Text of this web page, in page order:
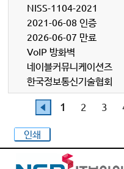
NISS-1104-2021
2021-06-08 인증
2026-06-07 만료
VoIP 방화벽
네이블커뮤니케이션즈
한국정보통신기술협회
1 2 3
인쇄